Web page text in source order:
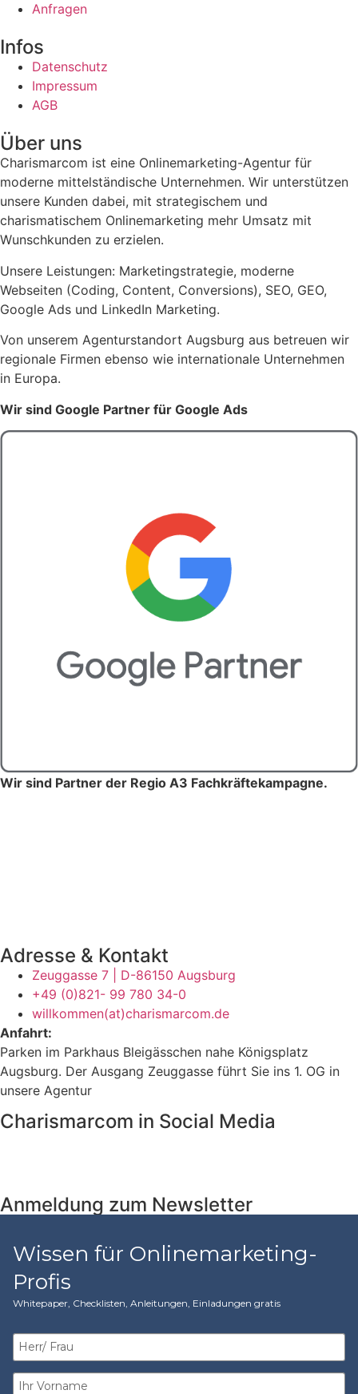
Anfragen
Infos
Datenschutz
Impressum
AGB
Über uns
Charismarcom ist eine Onlinemarketing-Agentur für
moderne mittelständische Unternehmen. Wir unterstützen
unsere Kunden dabei, mit strategischem und
charismatischem Onlinemarketing mehr Umsatz mit
Wunschkunden zu erzielen.
Unsere Leistungen: Marketingstrategie, moderne
Webseiten (Coding, Content, Conversions), SEO, GEO,
Google Ads und LinkedIn Marketing.
Von unserem Agenturstandort Augsburg aus betreuen wir
regionale Firmen ebenso wie internationale Unternehmen
in Europa.
Wir sind Google Partner für Google Ads
Wir sind Partner der Regio A3 Fachkräftekampagne.
Adresse & Kontakt
Zeuggasse 7 | D-86150 Augsburg
+49 (0)821- 99 780 34-0
willkommen(at)charismarcom.de
Anfahrt:
Parken im Parkhaus Bleigässchen nahe Königsplatz
Augsburg. Der Ausgang Zeuggasse führt Sie ins 1. OG in
unsere Agentur
Charismarcom in Social Media
Anmeldung zum Newsletter
Wissen für Onlinemarketing-
Profis
Whitepaper, Checklisten, Anleitungen, Einladungen gratis​